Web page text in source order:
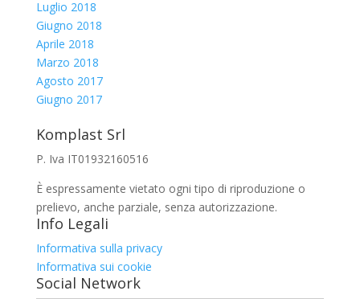
Luglio 2018
Giugno 2018
Aprile 2018
Marzo 2018
Agosto 2017
Giugno 2017
Komplast Srl
P. Iva IT01932160516
È espressamente vietato ogni tipo di riproduzione o
prelievo, anche parziale, senza autorizzazione.
Info Legali
Informativa sulla privacy
Informativa sui cookie
Social Network